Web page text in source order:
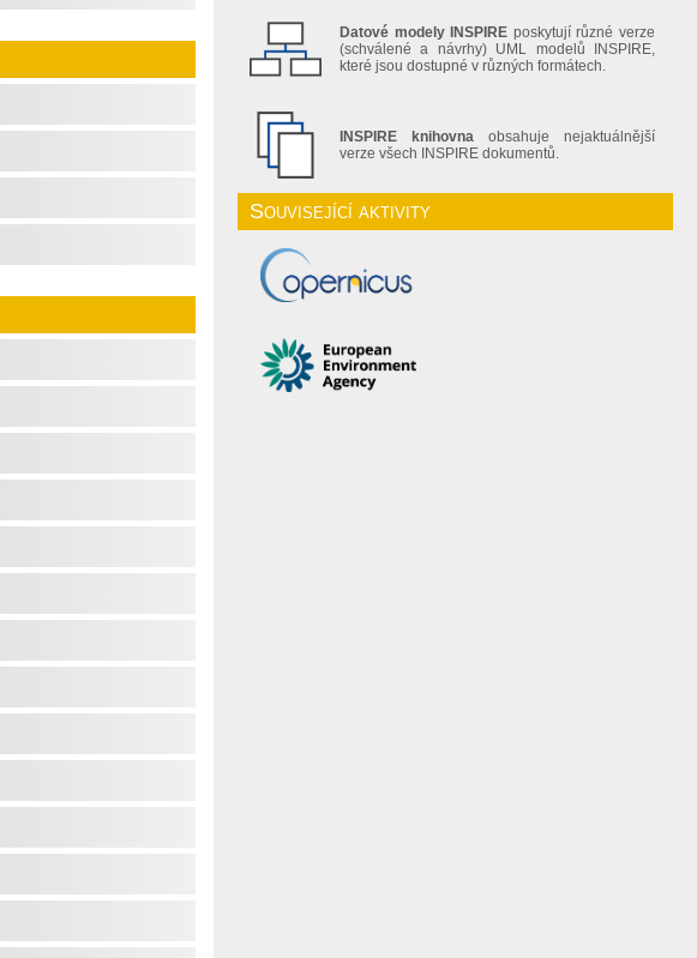
Datové modely INSPIRE poskytují různé verze
(schválené a návrhy) UML modelů INSPIRE,
které jsou dostupné v různých formátech.
INSPIRE knihovna obsahuje nejaktuálnější
verze všech INSPIRE dokumentů.
Související aktivity